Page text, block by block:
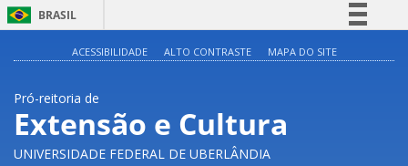
BRASIL
Acesso à informação
Legislação
ACESSIBILIDADE ALTO CONTRASTE MAPA DO SITE
Pró-reitoria de
Extensão e Cultura
UNIVERSIDADE FEDERAL DE UBERLÂNDIA